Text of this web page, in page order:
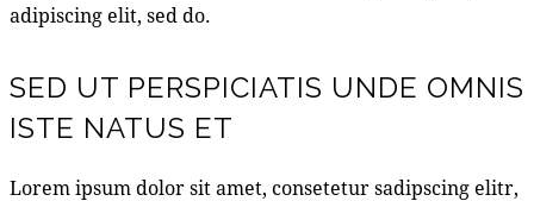
adipiscing elit, sed do.
SED UT PERSPICIATIS UNDE OMNIS
ISTE NATUS ET
Lorem ipsum dolor sit amet, consetetur sadipscing elitr,